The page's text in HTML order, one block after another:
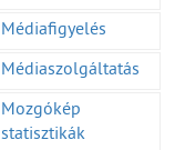
Médiafigyelés
Médiaszolgáltatás
Mozgókép
statisztikák